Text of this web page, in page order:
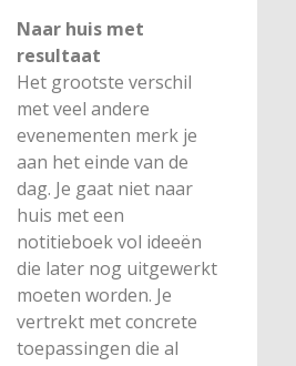
Naar huis met
resultaat
Het grootste verschil
met veel andere
evenementen merk je
aan het einde van de
dag. Je gaat niet naar
huis met een
notitieboek vol ideeën
die later nog uitgewerkt
moeten worden. Je
vertrekt met concrete
toepassingen die al